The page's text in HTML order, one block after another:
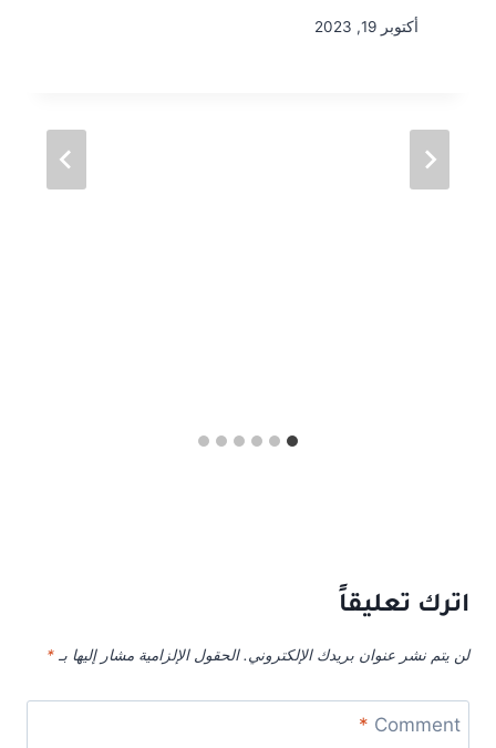
أكتوبر 19, 2023
اترك تعليقاً
لن يتم نشر عنوان بريدك الإلكتروني. الحقول الإلزامية مشار إليها بـ *
Comment
*